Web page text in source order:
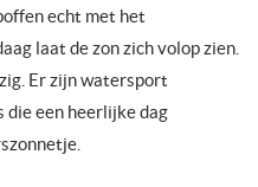
echt met het
laat de zon zich volop zien.
Er zijn watersport
die een heerlijke dag